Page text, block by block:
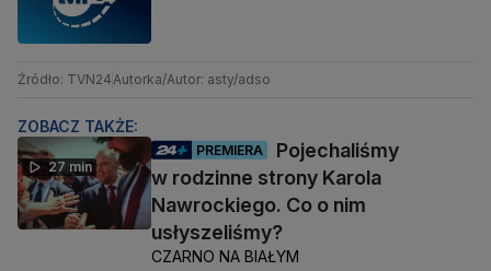
Źródło: TVN24Autorka/Autor: asty/adso
ZOBACZ TAKŻE:
27 min
PREMIERA
Pojechaliśmy
w rodzinne strony Karola
Nawrockiego. Co o nim
usłyszeliśmy?
CZARNO NA BIAŁYM